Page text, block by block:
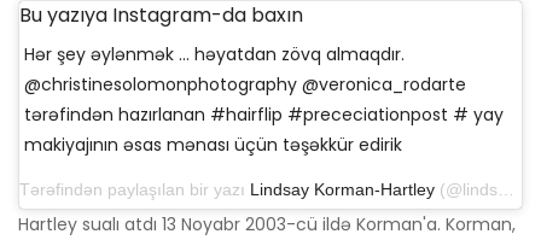
Bu yazıya Instagram-da baxın
Hər şey əylənmək ... həyatdan zövq almaqdır.
@christinesolomonphotography @veronica_rodarte
tərəfindən hazırlanan #hairflip #prececiationpost # yay
makiyajının əsas mənası üçün təşəkkür edirik
Tərəfindən paylaşılan bir yazı Lindsay Korman-Hartley (@lindsaynhartley) 26 Mart 2019-cu il tarixində saat 4: 42-də PDT
Hartley sualı atdı 13 Noyabr 2003-cü ildə Korman'a. Korman,